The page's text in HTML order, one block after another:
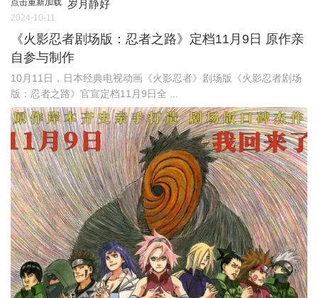
岁月静好
2024-10-11
《火影忍者剧场版：忍者之路》定档11月9日 原作亲
自参与制作
10月11日，日本经典电视动画《火影忍者》剧场版《火影忍者剧场
版：忍者之路》官宣定档11月9日全 ...